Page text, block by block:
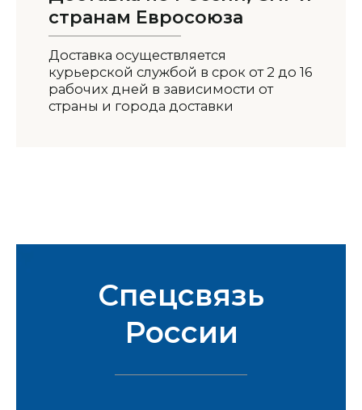
странам Евросоюза
Доставка осуществляется
курьерской службой в срок от 2 до 16
рабочих дней в зависимости от
страны и города доставки
Спецсвязь
России